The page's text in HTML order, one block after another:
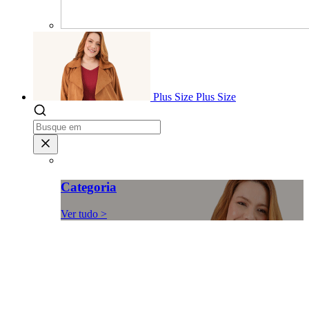
Plus Size Plus Size
Categoria
Ver tudo >